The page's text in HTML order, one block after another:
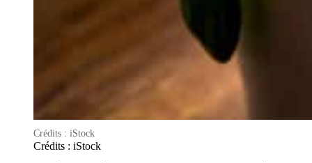
Crédits : iStock
Crédits : iStock